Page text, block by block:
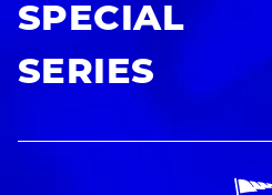
SPECIAL
SERIES